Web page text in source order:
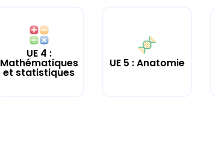
UE 4 :
Mathématiques
et statistiques
UE 5 : Anatomie